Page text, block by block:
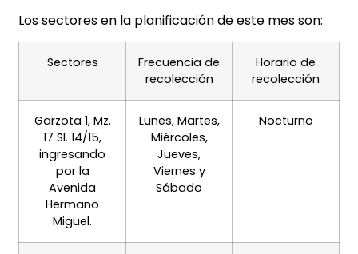
Los sectores en la planificación de este mes son:
Sectores
Frecuencia de
recolección
Horario de
recolección
Garzota 1, Mz.
17 Sl. 14/15,
ingresando
por la
Avenida
Hermano
Miguel.
Lunes, Martes,
Miércoles,
Jueves,
Viernes y
Sábado
Nocturno